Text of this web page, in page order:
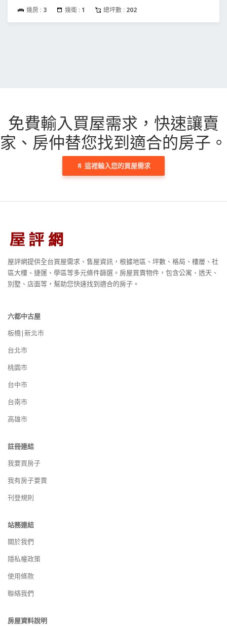
幾房 : 3 幾衛 : 1 總坪數 : 202
免費輸入買屋需求， 快速讓賣
家、房仲替您找到適合的房子。
這裡輸入您的買屋需求
屋評網提供全台買屋需求、售屋資訊，根據地區、坪數、格局、樓層、社
區大樓、捷運、學區等多元條件篩選。房屋買賣物件，包含公寓、透天、
別墅、店面等，幫助您快速找到適合的房子。
六都中古屋
板橋|新北市
台北市
桃園市
台中市
台南市
高雄市
註冊連結
我要買房子
我有房子要賣
刊登規則
站務連結
關於我們
隱私權政策
使用條款
聯絡我們
房屋資料說明